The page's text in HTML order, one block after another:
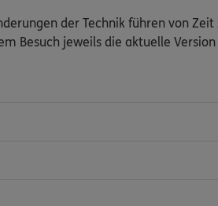
der Technik führen von Zeit
Besuch jeweils die aktuelle